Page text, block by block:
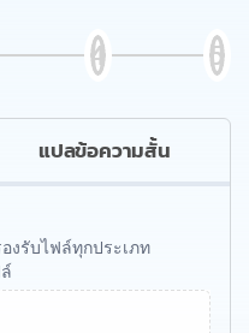
แปลข้อความสั้น
งรับไฟล์ทุกประเภท